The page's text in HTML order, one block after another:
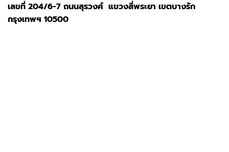
เลขที่ 204/6-7 ถนนสุรวงศ์ แขวงสี่พระยา เขตบางรัก
กรุงเทพฯ 10500